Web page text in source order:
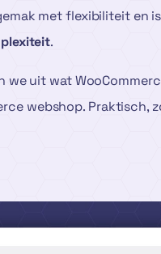
met flexibiliteit en
.
we uit wat
webshop. Praktisch,